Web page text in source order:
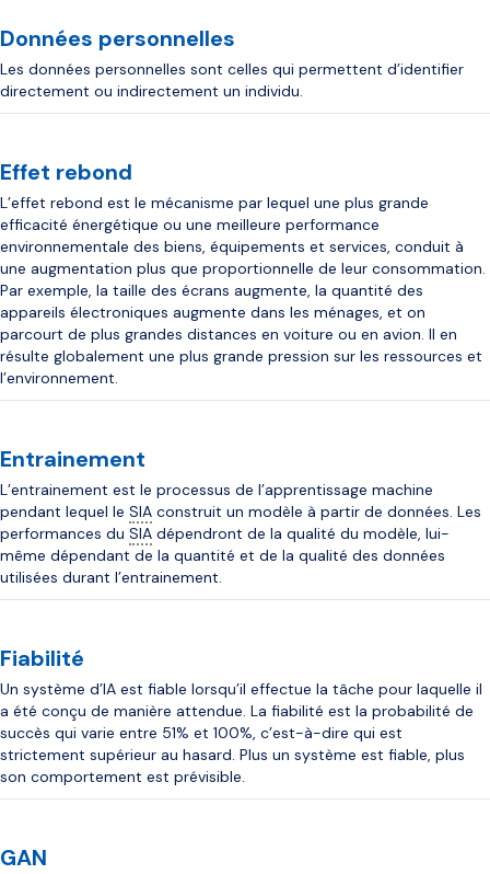
Données personnelles
Les données personnelles sont celles qui permettent d’identifier
directement ou indirectement un individu.
Effet rebond
L’effet rebond est le mécanisme par lequel une plus grande
efficacité énergétique ou une meilleure performance
environnementale des biens, équipements et services, conduit à
une augmentation plus que proportionnelle de leur consommation.
Par exemple, la taille des écrans augmente, la quantité des
appareils électroniques augmente dans les ménages, et on
parcourt de plus grandes distances en voiture ou en avion. Il en
résulte globalement une plus grande pression sur les ressources et
l’environnement.
Entrainement
L’entrainement est le processus de l’apprentissage machine
pendant lequel le SIA construit un modèle à partir de données. Les
performances du SIA dépendront de la qualité du modèle, lui-
même dépendant de la quantité et de la qualité des données
utilisées durant l’entrainement.
Fiabilité
Un système d’IA est fiable lorsqu’il effectue la tâche pour laquelle il
a été conçu de manière attendue. La fiabilité est la probabilité de
succès qui varie entre 51% et 100%, c’est-à-dire qui est
strictement supérieur au hasard. Plus un système est fiable, plus
son comportement est prévisible.
GAN